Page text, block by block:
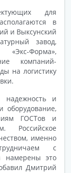
для
в
и Выксунский
завод,
Форма»,
компаний-
на логистику
надежность и
оборудование,
ГОСТов и
Российское
именно
с
намерены это
Дмитрий